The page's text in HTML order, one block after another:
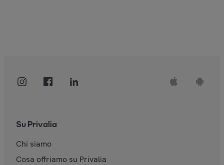
Su Privalia
Chi siamo
Cosa offriamo su Privalia